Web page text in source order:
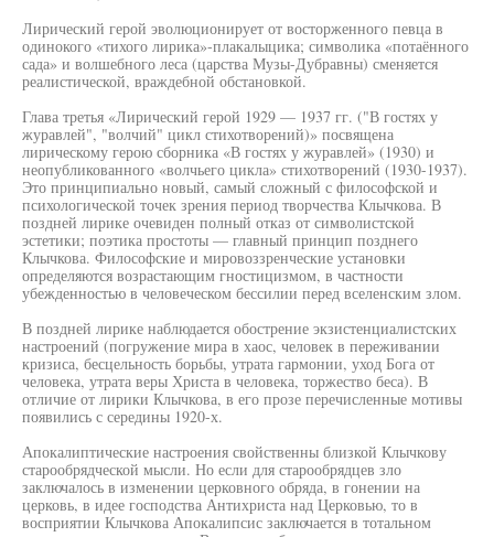
Лирический герой эволюционирует от восторженного певца в
одинокого «тихого лирика»-плакалыцика; символика «потаённого
сада» и волшебного леса (царства Музы-Дубравны) сменяется
реалистической, враждебной обстановкой.
Глава третья «Лирический герой 1929 — 1937 гг. ("В гостях у
журавлей", "волчий" цикл стихотворений)» посвящена
лирическому герою сборника «В гостях у журавлей» (1930) и
неопубликованного «волчьего цикла» стихотворений (1930-1937).
Это принципиально новый, самый сложный с философской и
психологической точек зрения период творчества Клычкова. В
поздней лирике очевиден полный отказ от символистской
эстетики; поэтика простоты — главный принцип позднего
Клычкова. Философские и мировоззренческие установки
определяются возрастающим гностицизмом, в частности
убежденностью в человеческом бессилии перед вселенским злом.
В поздней лирике наблюдается обострение экзистенциалистских
настроений (погружение мира в хаос, человек в переживании
кризиса, бесцельность борьбы, утрата гармонии, уход Бога от
человека, утрата веры Христа в человека, торжество беса). В
отличие от лирики Клычкова, в его прозе перечисленные мотивы
появились с середины 1920-х.
Апокалиптические настроения свойственны близкой Клычкову
старообрядческой мысли. Но если для старообрядцев зло
заключалось в изменении церковного обряда, в гонении на
церковь, в идее господства Антихриста над Церковью, то в
восприятии Клычкова Апокалипсис заключается в тотальном